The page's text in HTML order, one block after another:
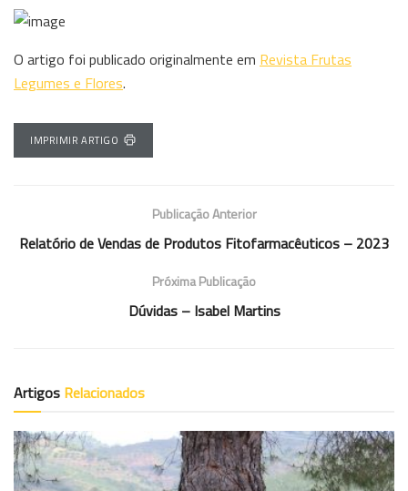
O artigo foi publicado originalmente em Revista Frutas
Legumes e Flores.
IMPRIMIR ARTIGO
Publicação Anterior
Relatório de Vendas de Produtos Fitofarmacêuticos – 2023
Próxima Publicação
Dúvidas – Isabel Martins
Artigos Relacionados